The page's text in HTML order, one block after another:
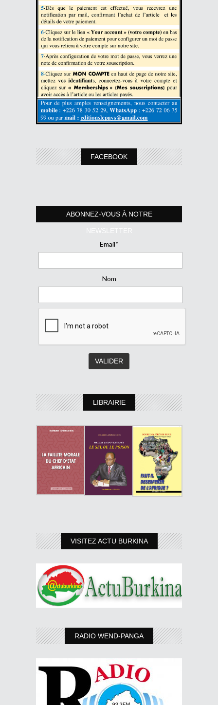
FACEBOOK
ABONNEZ-VOUS À NOTRE
NEWSLETTER
Email*
Nom
LIBRAIRIE
VISITEZ ACTU BURKINA
RADIO WEND-PANGA